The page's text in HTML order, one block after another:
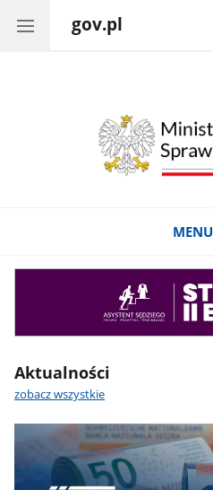
gov.pl
MENU
Aktualności
zobacz wszystkie